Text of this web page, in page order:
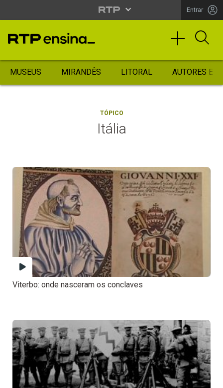
Entrar
MUSEUS MIRANDÊS LITORAL AUTORES
TÓPICO
Itália
Viterbo: onde nasceram os conclaves